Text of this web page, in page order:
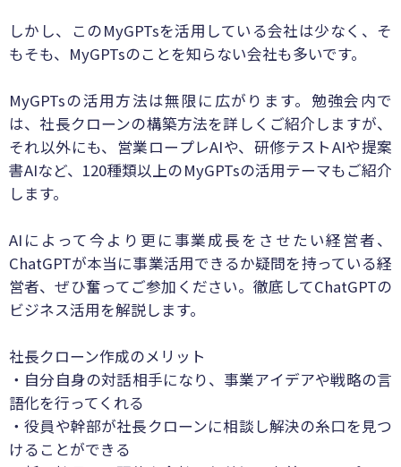
しかし、このMyGPTsを活用している会社は少なく、そ
もそも、MyGPTsのことを知らない会社も多いです。
MyGPTsの活用方法は無限に広がります。勉強会内で
は、社長クローンの構築方法を詳しくご紹介しますが、
それ以外にも、営業ロープレAIや、研修テストAIや提案
書AIなど、120種類以上のMyGPTsの活用テーマもご紹介
します。
AIによって今より更に事業成長をさせたい経営者、
ChatGPTが本当に事業活用できるか疑問を持っている経
営者、ぜひ奮ってご参加ください。徹底してChatGPTの
ビジネス活用を解説します。
社長クローン作成のメリット
・自分自身の対話相手になり、事業アイデアや戦略の言
語化を行ってくれる
・役員や幹部が社長クローンに相談し解決の糸口を見つ
けることができる